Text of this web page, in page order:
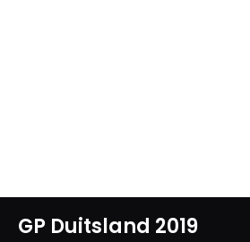
GP Duitsland 2019